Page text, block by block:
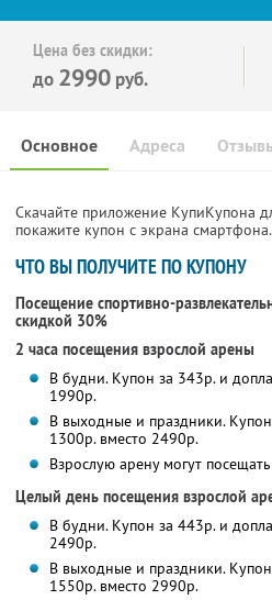
Цена без скидки:
до 2990 руб.
Основное Адреса
Скачайте приложение КупиКупона
покажите купон с экрана
ЧТО ВЫ ПОЛУЧИТЕ ПО КУПОНУ
Посещение спортивно-
скидкой 30%
2 часа посещения взрослой арены
В будни. Купон за 343р. и
1990р.
В выходные и праздники.
1300р. вместо 2490р.
Взрослую арену могут
Целый день посещения взрослой
В будни. Купон за 443р. и
2490р.
В выходные и праздники.
1550р. вместо 2990р.